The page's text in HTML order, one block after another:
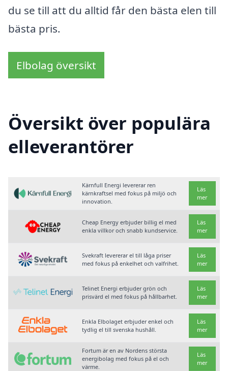
du se till att du alltid får den bästa elen till
bästa pris.
Elbolag översikt
Översikt över populära
elleverantörer
Kärnfull Energi levererar ren
kärnkraftsel med fokus på miljö och
innovation.
Läs
mer
Cheap Energy erbjuder billig el med
enkla villkor och snabb kundservice.
Läs
mer
Svekraft levererar el till låga priser
med fokus på enkelhet och valfrihet.
Läs
mer
Telinet Energi erbjuder grön och
prisvärd el med fokus på hållbarhet.
Läs
mer
Enkla Elbolaget erbjuder enkel och
tydlig el till svenska hushåll.
Läs
mer
Fortum är en av Nordens största
energibolag med fokus på el och
värme.
Läs
mer